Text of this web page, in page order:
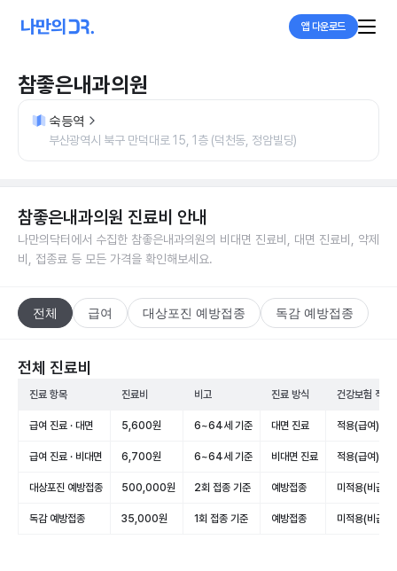
앱 다운로드
참좋은내과의원
숙등역
부산광역시 북구 만덕대로 15, 1층 (덕천동, 정암빌딩)
참좋은내과의원 진료비 안내
나만의닥터에서 수집한 참좋은내과의원의 비대면 진료비, 대면 진료비, 약제
비, 접종료 등 모든 가격을 확인해보세요.
전체 급여 대상포진 예방접종 독감 예방접종
전체 진료비
진료 항목 진료비 비고 진료 방식 건강보험 적용
급여 진료 · 대면 5,600원 6~64세 기준 대면 진료 적용(급여)
급여 진료 · 비대면 6,700원 6~64세 기준 비대면 진료 적용(급여)
대상포진 예방접종 500,000원 2회 접종 기준 예방접종 미적용(비급여)
독감 예방접종 35,000원 1회 접종 기준 예방접종 미적용(비급여)